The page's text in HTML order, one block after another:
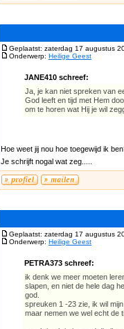
Geplaatst: zaterdag 17 augustus
Onderwerp: Heilige Geest
JANE410 schreef:
Ja, je kan niet spreken van
God leeft en tijd met Hem
om te horen wat Hij je wil
Hoe weet jij nou hoe toegewijd ik
Je schrijft nogal wat zeg.....
Geplaatst: zaterdag 17 augustus
Onderwerp: Heilige Geest
PETRA373 schreef:
ik denk we meer moeten
slapen, en niet de hele dag
god.
spreuken 1 -23 zie, ik wil
maar nemen we wel echt de